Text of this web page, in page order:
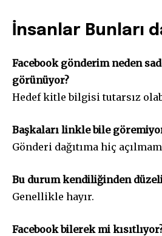
İnsanlar Bunları
Facebook gönderim neden
görünüyor?
Hedef kitle bilgisi tutarsız
Başkaları linkle bile
Gönderi dağıtıma hiç
Bu durum kendiliğinden
Genellikle hayır.
Facebook bilerek mi